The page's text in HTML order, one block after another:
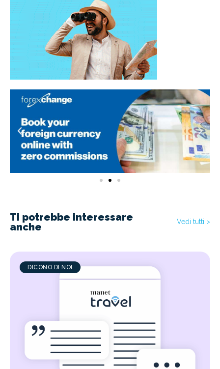
Ti potrebbe interessare
anche
Vedi tutti >
DICONO DI NOI